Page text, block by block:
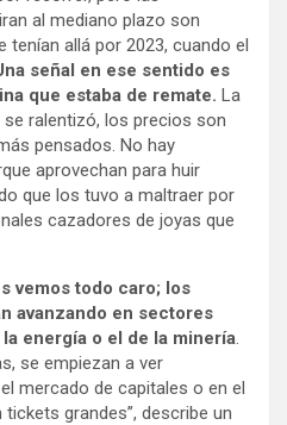
al mediano plazo son
tenían allá por 2023, cuando el
señal en ese sentido es
que estaba de remate. La
ralentizó, los precios son
pensados. No hay
aprovechan para huir
que los tuvo a maltraer por
cazadores de joyas que
vemos todo caro; los
avanzando en sectores
energía o el de la minería
se empiezan a ver
mercado de capitales o en el
grandes”, describe un